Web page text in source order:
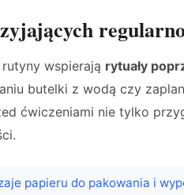
wspierają rytuały
butelki z wodą czy
ćwiczeniami nie tylko
papieru do pakowania i